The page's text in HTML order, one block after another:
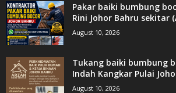
Pakar baiki bumbung
Rini Johor Bahru sekitar
August 10, 2026
Tukang baiki bumbung
Indah Kangkar Pulai
August 10, 2026